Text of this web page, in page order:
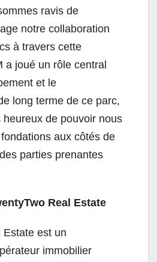
ravis de
notre collaboration
à travers cette
a joué un rôle central
et le
long terme de ce parc,
de pouvoir nous
aux côtés de
parties prenantes
Real Estate
Estate est un
immobilier